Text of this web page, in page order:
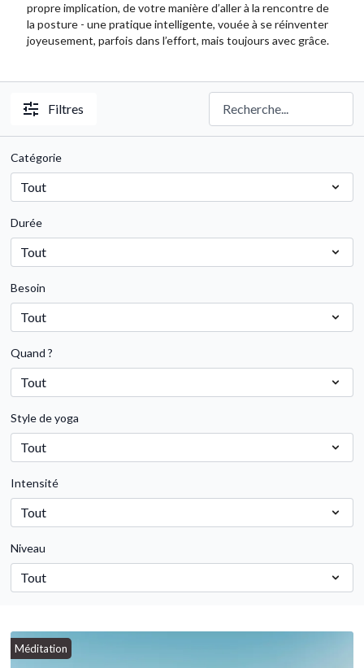
propre implication, de votre manière d’aller à la rencontre de
la posture - une pratique intelligente, vouée à se réinventer
joyeusement, parfois dans l’effort, mais toujours avec grâce.
Filtres
Catégorie
Durée
Besoin
Quand ?
Style de yoga
Intensité
Niveau
Méditation